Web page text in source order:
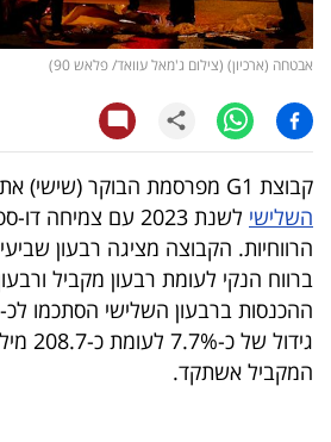
טלוויזיה
עסקי
ספורט
קריירה
ולימודים
מינויים
רייטינג
אבטחה (ארכיון) (צילום ג'מאל עוואד/ פלאש 90)
קבוצת G1 מפרסמת הבוקר (שישי) את
השלישי
לשנת 2023 עם
הרווחיות. הקבוצה מציגה רבעון
ברווח הנקי לעומת רבעון מקביל
גידול
המקביל אשתקד.